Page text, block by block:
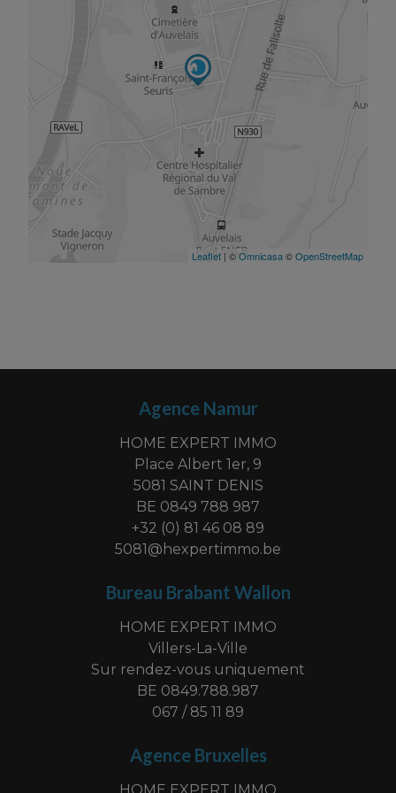
Agence Namur
HOME EXPERT IMMO
Place Albert 1er, 9
5081 SAINT DENIS
BE 0849 788 987
+32 (0) 81 46 08 89
5081@hexpertimmo.be
Bureau Brabant Wallon
HOME EXPERT IMMO
Villers-La-Ville
Sur rendez-vous uniquement
BE 0849.788.987
067 / 85 11 89
Agence Bruxelles